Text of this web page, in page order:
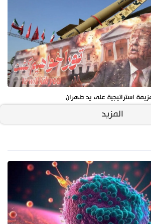
استراتيجية على يد طهران
المزيد